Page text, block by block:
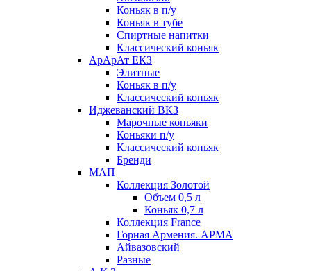
Коньяк в п/у
Коньяк в тубе
Спиртные напитки
Классический коньяк
АрАрАт ЕКЗ
Элитные
Коньяк в п/у
Классический коньяк
Иджеванский ВКЗ
Марочные коньяки
Коньяки п/у
Классический коньяк
Бренди
МАП
Коллекция Золотой
Объем 0,5 л
Коньяк 0,7 л
Коллекция France
Горная Армения. АРМА
Айвазовский
Разные